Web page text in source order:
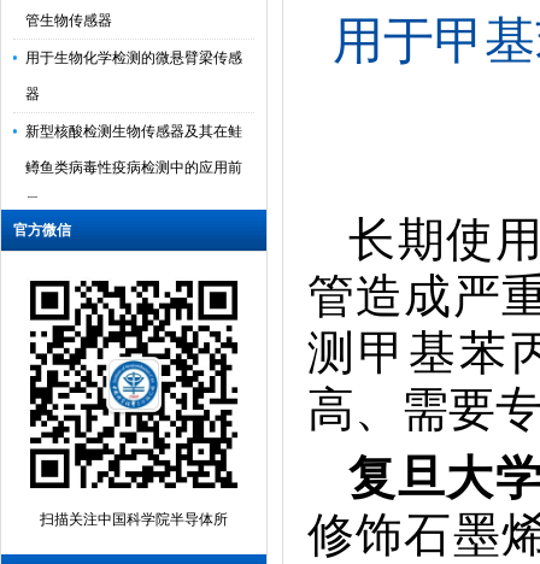
管生物传感器
用于生物化学检测的微悬臂梁传感
器
新型核酸检测生物传感器及其在鲑
鳟鱼类病毒性疫病检测中的应用前
景
半导体生物传感器在病毒性人畜共
用于病毒检测的生物功能化半导体
量子点
基于汗液生物传感器的健康监测可
穿戴纺织品
用于细胞代谢检测的640 × 640
官方微信
扫描关注中国科学院半导体所
用于甲
长期使
管造成严
测甲基苯
高、需要
复旦大
修饰石墨